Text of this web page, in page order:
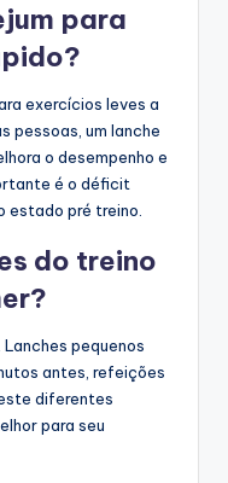
para
exercícios leves a
pessoas, um lanche
o desempenho e
é o déficit
estado pré treino.
do treino
pequenos
antes, refeições
diferentes
para seu